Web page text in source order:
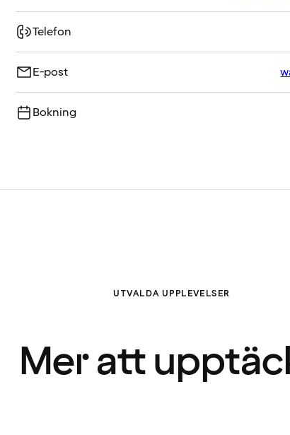
Telefon
E-post
Bokning
UTVALDA UPPLEVELSER
Mer att